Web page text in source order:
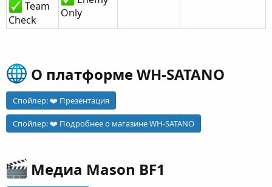
Team
Check
Only
О платформе WH-SATANO​
Спойлер:❤️ Презентация
Спойлер:❤️ Подробнее о магазине WH-SATANO
Медиа Mason BF1​